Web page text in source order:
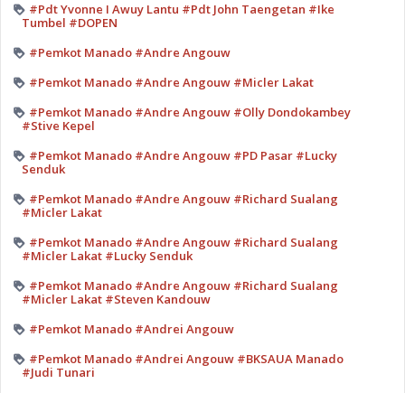
#Pdt Yvonne I Awuy Lantu #Pdt John Taengetan #Ike
Tumbel #DOPEN
#Pemkot Manado #Andre Angouw
#Pemkot Manado #Andre Angouw #Micler Lakat
#Pemkot Manado #Andre Angouw #Olly Dondokambey
#Stive Kepel
#Pemkot Manado #Andre Angouw #PD Pasar #Lucky
Senduk
#Pemkot Manado #Andre Angouw #Richard Sualang
#Micler Lakat
#Pemkot Manado #Andre Angouw #Richard Sualang
#Micler Lakat #Lucky Senduk
#Pemkot Manado #Andre Angouw #Richard Sualang
#Micler Lakat #Steven Kandouw
#Pemkot Manado #Andrei Angouw
#Pemkot Manado #Andrei Angouw #BKSAUA Manado
#Judi Tunari